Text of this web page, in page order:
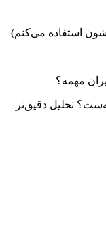
استفاده می‌کنم)
مهمه؟
تحلیل دقیق‌تر